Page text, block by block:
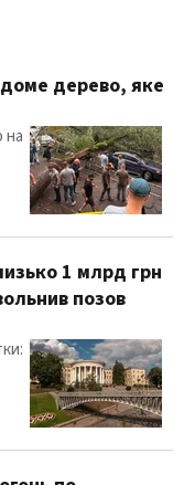
дерево, яке
на
1 млрд грн
позов